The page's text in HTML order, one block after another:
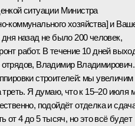
ситуации Министра
коммунального хозяйства] и
назад не было 200 человек,
работ. В течение 10 дней
отрядов, Владимир Владимирович.
строителей: мы увеличим
треть. Я думаю, что к 15–20 июля
подойдёт отделка и
от 4 до 5 тысяч, но это всё будет